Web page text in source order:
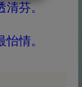
芬。
情。